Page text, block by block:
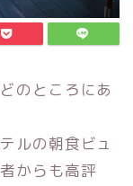
のところにあ
ルの朝食ビュ
からも高評